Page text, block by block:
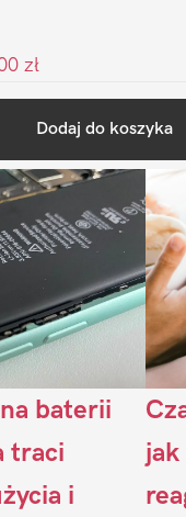
zł
Dodaj do koszyka
blogu
baterii
traci
i